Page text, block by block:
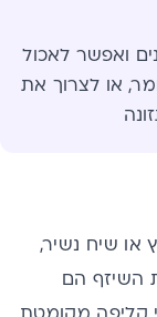
ואפשר לאכול
או לצרוך את
או שיח נשיר,
פירות השיזף הם